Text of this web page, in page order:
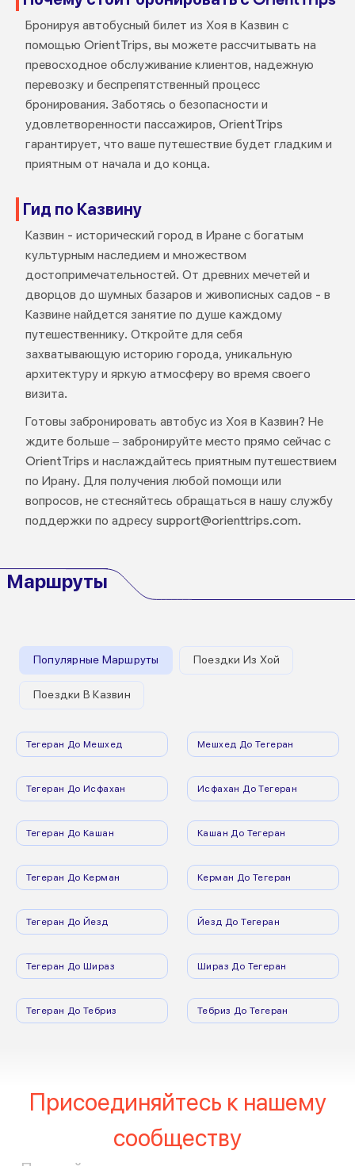
Бронируя автобусный билет из Хоя в Казвин с
помощью OrientTrips, вы можете рассчитывать на
превосходное обслуживание клиентов, надежную
перевозку и беспрепятственный процесс
бронирования. Заботясь о безопасности и
удовлетворенности пассажиров, OrientTrips
гарантирует, что ваше путешествие будет гладким и
приятным от начала и до конца.
Гид по Казвину
Казвин - исторический город в Иране с богатым
культурным наследием и множеством
достопримечательностей. От древних мечетей и
дворцов до шумных базаров и живописных садов - в
Казвине найдется занятие по душе каждому
путешественнику. Откройте для себя
захватывающую историю города, уникальную
архитектуру и яркую атмосферу во время своего
визита.
Готовы забронировать автобус из Хоя в Казвин? Не
ждите больше – забронируйте место прямо сейчас с
OrientTrips и наслаждайтесь приятным путешествием
по Ирану. Для получения любой помощи или
вопросов, не стесняйтесь обращаться в нашу службу
поддержки по адресу support@orienttrips.com.
Маршруты
Популярные Маршруты Поездки Из Хой
Поездки В Казвин
Тегеран До Мешхед Мешхед До Тегеран
Тегеран До Исфахан Исфахан До Тегеран
Тегеран До Кашан Кашан До Тегеран
Тегеран До Керман Керман До Тегеран
Тегеран До Йезд Йезд До Тегеран
Тегеран До Шираз Шираз До Тегеран
Тегеран До Тебриз Тебриз До Тегеран
Присоединяйтесь к нашему
сообществу